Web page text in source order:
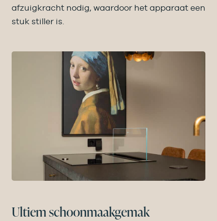
afzuigkracht nodig, waardoor het apparaat een
stuk stiller is.
Ultiem schoonmaakgemak